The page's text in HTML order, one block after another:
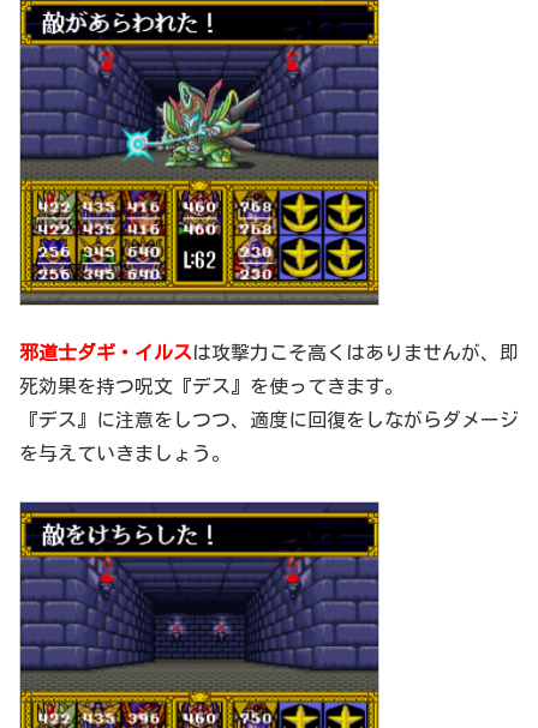
邪道士ダギ・イルスは攻撃力こそ高くはありませんが、即
死効果を持つ呪文『デス』を使ってきます。
『デス』に注意をしつつ、適度に回復をしながらダメージ
を与えていきましょう。